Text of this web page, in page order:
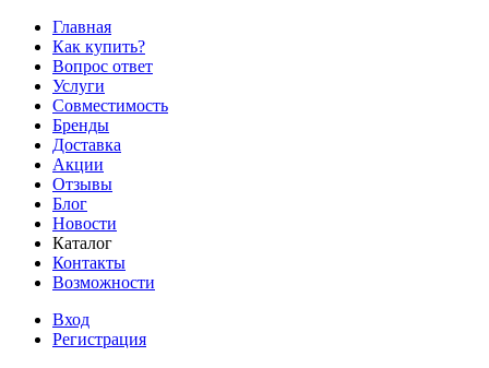
Главная
Как купить?
Вопрос ответ
Услуги
Совместимость
Бренды
Доставка
Акции
Отзывы
Блог
Новости
Каталог
Контакты
Возможности
Вход
Регистрация